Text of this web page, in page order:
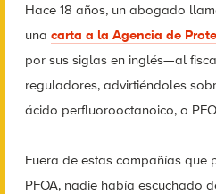
Hace 18 años, un abogado
una carta a la Agencia de
por sus siglas en inglés—al
reguladores, advirtiéndoles
ácido perfluorooctanoico, o
Fuera de estas compañías que
PFOA, nadie había escuchado